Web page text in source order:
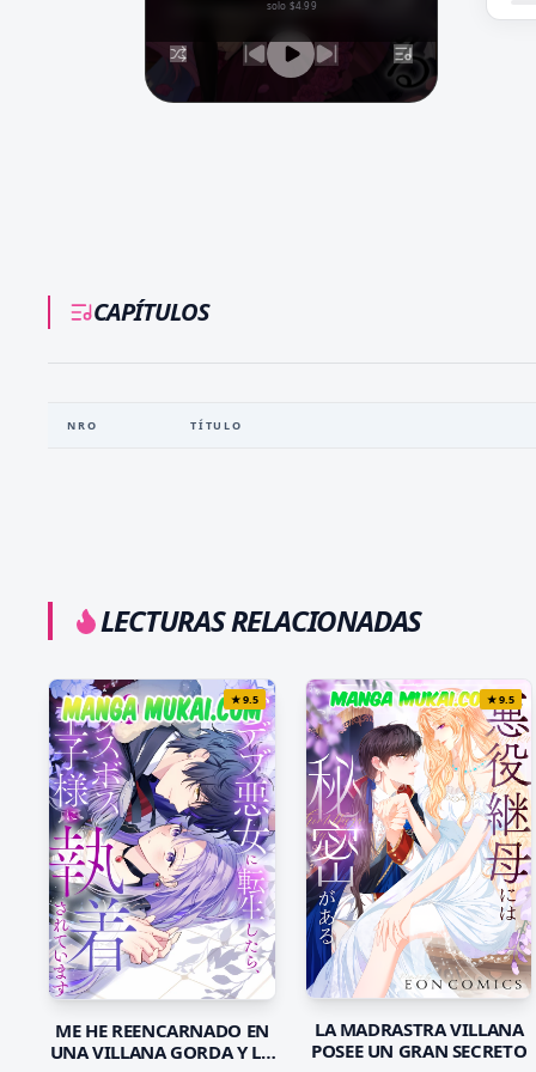
solo $4.99
CAPÍTULOS
NRO TÍTULO
LECTURAS RELACIONADAS
★9.5
ME HE REENCARNADO EN
UNA VILLANA GORDA Y LO
★9.5
LA MADRASTRA VILLANA
POSEE UN GRAN SECRETO